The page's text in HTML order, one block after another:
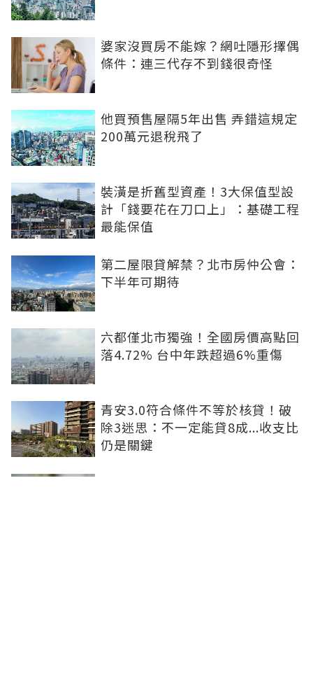
婆家沒買房不能嫁？網吐隱形擇偶
條件：連三代存不到錢很奇怪
他買預售屋隔5年出售 弄錯這規定
200萬元退稅飛了
裝潢是折舊型資產！3大保值型設
計「錢要花在刀口上」：基礎工程
最能保值
第二屋限貸解禁？北市房仲公會：
下半年可期待
六都僅北市獨強！全國房價高點回
落4.72% 台中年跌超過6%重傷
青安3.0符合條件不等於核貸！破
除3迷思：不一定能貸8成...收支比
仍是關鍵